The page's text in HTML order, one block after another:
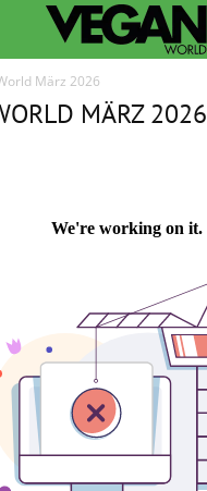
März 2026
MÄRZ 2026